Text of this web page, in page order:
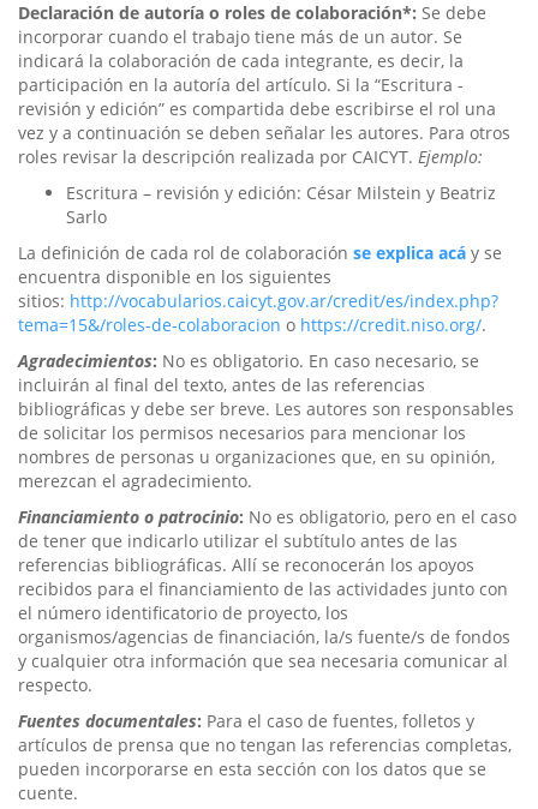
Declaración de autoría o roles de colaboración*: Se debe
incorporar cuando el trabajo tiene más de un autor. Se
indicará la colaboración de cada integrante, es decir, la
participación en la autoría del artículo. Si la “Escritura -
revisión y edición” es compartida debe escribirse el rol una
vez y a continuación se deben señalar les autores. Para otros
roles revisar la descripción realizada por CAICYT. Ejemplo:
Escritura – revisión y edición: César Milstein y Beatriz
Sarlo
La definición de cada rol de colaboración se explica acá y se
encuentra disponible en los siguientes
sitios: http://vocabularios.caicyt.gov.ar/credit/es/index.php?
tema=15&/roles-de-colaboracion o https://credit.niso.org/.
Agradecimientos: No es obligatorio. En caso necesario, se
incluirán al final del texto, antes de las referencias
bibliográficas y debe ser breve. Les autores son responsables
de solicitar los permisos necesarios para mencionar los
nombres de personas u organizaciones que, en su opinión,
merezcan el agradecimiento.
Financiamiento o patrocinio: No es obligatorio, pero en el caso
de tener que indicarlo utilizar el subtítulo antes de las
referencias bibliográficas. Allí se reconocerán los apoyos
recibidos para el financiamiento de las actividades junto con
el número identificatorio de proyecto, los
organismos/agencias de financiación, la/s fuente/s de fondos
y cualquier otra información que sea necesaria comunicar al
respecto.
Fuentes documentales: Para el caso de fuentes, folletos y
artículos de prensa que no tengan las referencias completas,
pueden incorporarse en esta sección con los datos que se
cuente.